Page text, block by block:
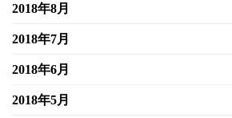
2018年8月
2018年7月
2018年6月
2018年5月